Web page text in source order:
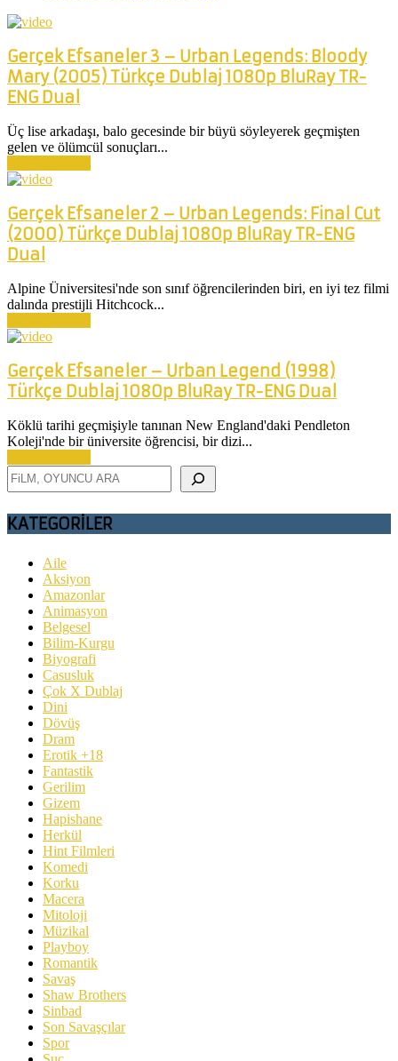
Gerçek Efsaneler 3 – Urban Legends: Bloody
Mary (2005) Türkçe Dublaj 1080p BluRay TR-
ENG Dual
Üç lise arkadaşı, balo gecesinde bir büyü söyleyerek geçmişten
gelen ve ölümcül sonuçları...
Gerçek Efsaneler 2 – Urban Legends: Final Cut
(2000) Türkçe Dublaj 1080p BluRay TR-ENG
Dual
Alpine Üniversitesi'nde son sınıf öğrencilerinden biri, en iyi tez filmi
dalında prestijli Hitchcock...
Gerçek Efsaneler – Urban Legend (1998)
Türkçe Dublaj 1080p BluRay TR-ENG Dual
Köklü tarihi geçmişiyle tanınan New England'daki Pendleton
Koleji'nde bir üniversite öğrencisi, bir dizi...
Ara
KATEGORİLER
Aile
Aksiyon
Amazonlar
Animasyon
Belgesel
Bilim-Kurgu
Biyografi
Casusluk
Çok X Dublaj
Dini
Dövüş
Dram
Erotik +18
Fantastik
Gerilim
Gizem
Hapishane
Herkül
Hint Filmleri
Komedi
Korku
Macera
Mitoloji
Müzikal
Playboy
Romantik
Savaş
Shaw Brothers
Sinbad
Son Savaşçılar
Spor